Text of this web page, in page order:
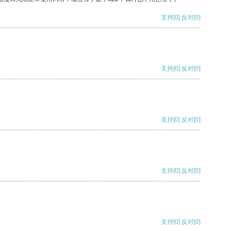
支持[0] 反对[0]
支持[0] 反对[0]
支持[0] 反对[0]
支持[0] 反对[0]
支持[0] 反对[0]